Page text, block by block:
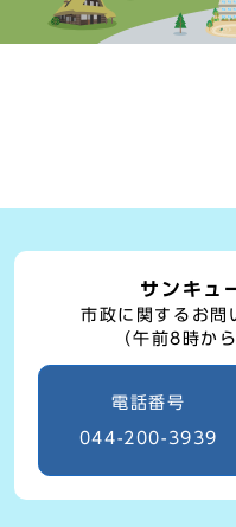
サンキュ
市政に関するお問
（午前8時か
電話番号
044-200-3939